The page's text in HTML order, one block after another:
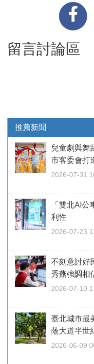
留言討論區
推薦新聞
兒童劇與
市客委會打
2026-07-31
「雙北AI
利性
2026-07-23
不刻意討好
秀燕強調相
2026-07-10
臺北城市最
蔭大道半世
2026-06-09